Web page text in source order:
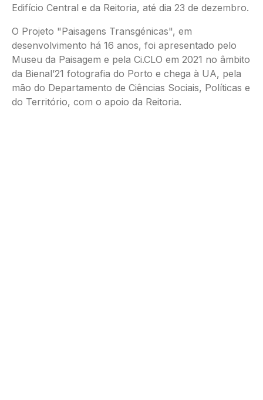
Edifício Central e da Reitoria, até dia 23 de dezembro.
O Projeto "Paisagens Transgénicas", em
desenvolvimento há 16 anos, foi apresentado pelo
Museu da Paisagem e pela Ci.CLO em 2021 no âmbito
da Bienal’21 fotografia do Porto e chega à UA, pela
mão do Departamento de Ciências Sociais, Políticas e
do Território, com o apoio da Reitoria.